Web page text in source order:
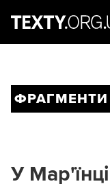
ФРАГМЕНТИ
У